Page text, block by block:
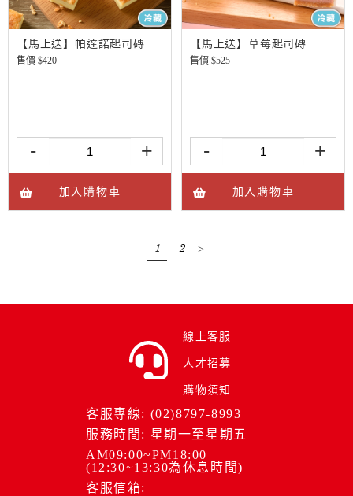
【馬上送】帕達諾起司磚
售價 $420
- +
加入購物車
【馬上送】草莓起司磚
售價 $525
- +
加入購物車
1 2 >
線上客服
人才招募
購物須知
客服專線: (02)8797-8993
服務時間: 星期一至星期五
AM09:00~PM18:00
(12:30~13:30為休息時間)
客服信箱: